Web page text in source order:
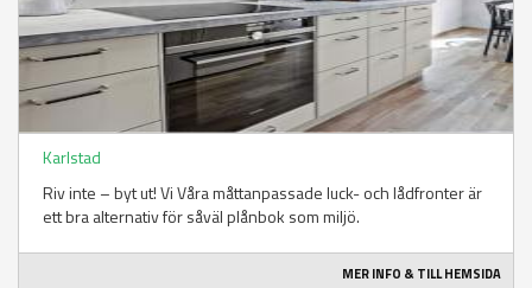
Karlstad
Riv inte – byt ut! Vi Våra måttanpassade luck- och lådfronter är
ett bra alternativ för såväl plånbok som miljö.
MER INFO & TILL HEMSIDA